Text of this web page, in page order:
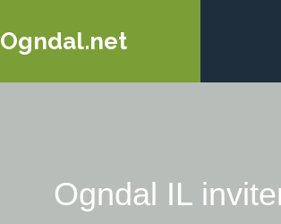
Ogndal.net
Ogndal IL